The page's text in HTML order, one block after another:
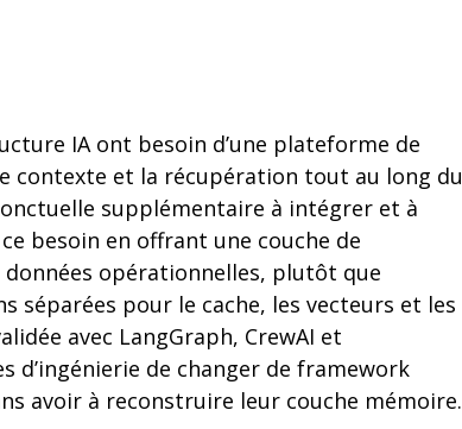
IA ont besoin d’une plateforme de
contexte et la récupération tout au long du
supplémentaire à intégrer et à
besoin en offrant une couche de
opérationnelles, plutôt que
séparées pour le cache, les vecteurs et les
avec LangGraph, CrewAI et
d’ingénierie de changer de framework
avoir à reconstruire leur couche mémoire.